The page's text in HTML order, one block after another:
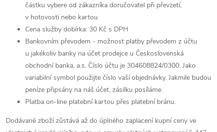
částku vybere od zákazníka doručovatel při převzetí,
v hotovosti nebo kartou
Cena služby dobírka: 30 Kč s DPH
Bankovním převodem - možnost platby převodem z účtu
u jakékoliv banky na účet prodejce u Československá
obchodní banka, a.s. Číslo účtu je 304608824/0300. Jako
variabilní symbol použijte číslo vaší objednávky. Jakmile budou
peníze připsány na náš účet, zásilku posíláme.
Platba on-line platební kartou přes platební bránu.
Dodávané zboží zůstává až do úplného zaplacení kupní ceny ve